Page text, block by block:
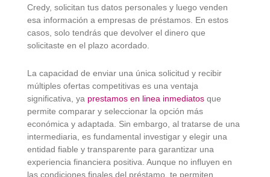
Credy, solicitan tus datos personales y luego venden
esa información a empresas de préstamos. En estos
casos, solo tendrás que devolver el dinero que
solicitaste en el plazo acordado.
La capacidad de enviar una única solicitud y recibir
múltiples ofertas competitivas es una ventaja
significativa, ya prestamos en linea inmediatos que
permite comparar y seleccionar la opción más
económica y adaptada. Sin embargo, al tratarse de una
intermediaria, es fundamental investigar y elegir una
entidad fiable y transparente para garantizar una
experiencia financiera positiva. Aunque no influyen en
las condiciones finales del préstamo, te permiten